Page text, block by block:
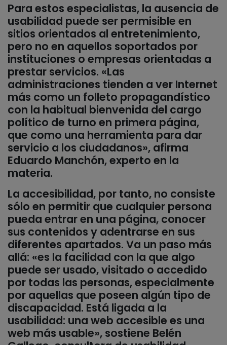
Para estos especialistas, la ausencia de
usabilidad puede ser permisible en
sitios orientados al entretenimiento,
pero no en aquellos soportados por
instituciones o empresas orientadas a
prestar servicios. «Las
administraciones tienden a ver Internet
más como un folleto propagandístico
con la habitual bienvenida del cargo
político de turno en primera página,
que como una herramienta para dar
servicio a los ciudadanos», afirma
Eduardo Manchón, experto en la
materia.
La accesibilidad, por tanto, no consiste
sólo en permitir que cualquier persona
pueda entrar en una página, conocer
sus contenidos y adentrarse en sus
diferentes apartados. Va un paso más
allá: «es la facilidad con la que algo
puede ser usado, visitado o accedido
por todas las personas, especialmente
por aquellas que poseen algún tipo de
discapacidad. Está ligada a la
usabilidad: una web accesible es una
web más usable», sostiene Belén